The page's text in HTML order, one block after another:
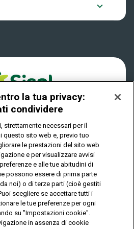
AI MINORI E PUÒ CAUSARE
PATOLOGICA
S.p.A. - P.I. 02433760135
Cookies
Mappa
del
sito
la tua privacy:
condividere
necessari per il
questo sito web e, previo tuo
le prestazioni del sito web
e per visualizzare avvisi
e alle tue abitudini di
possono essere di prima parte
noi) o di terze parti (cioè gestiti
scegliere se accettare tutti i
le tue preferenze per ogni
su "Impostazioni cookie".
in assenza di cookie